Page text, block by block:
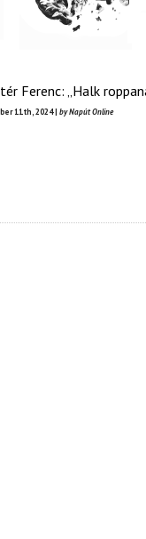
Ferenc: „Halk
11th, 2024 | by Napút Online